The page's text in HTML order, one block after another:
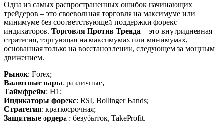
Одна из самых распространенных ошибок начинающих
трейдеров – это своевольная торговля на максимуме или
минимуме без соответствующей поддержки форекс
индикаторов. Торговля Против Тренда – это внутридневная
стратегия, торгующая на максимумах или минимумах,
основанная только на восстановлении, следующем за мощным
движением.
Рынок: Forex;
Валютные пары: различные;
Таймфрейм: H1;
Индикаторы форекс: RSI, Bollinger Bands;
Стратегия: краткосрочная;
Защитные ордера : безубыток, TakeProfit.